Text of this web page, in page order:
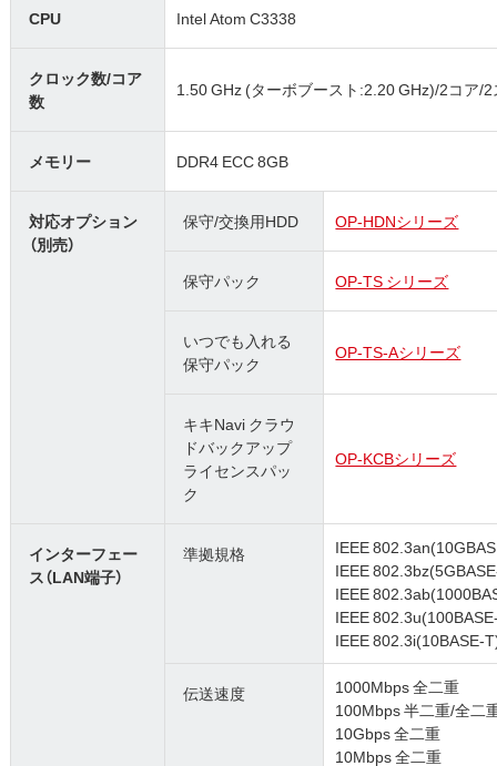
CPU Intel Atom C3338
クロック数/コア
数
1.50 GHz (ターボブースト:2.20 GHz)/2コア/
メモリー DDR4 ECC 8GB
対応オプション
（別売）
保守/交換用HDD OP-HDNシリーズ
保守パック OP-TS シリーズ
いつでも入れる
保守パック
OP-TS-Aシリーズ
キキNavi クラウ
ドバックアップ
ライセンスパッ
ク
OP-KCBシリーズ
インターフェー
ス（LAN端子）
準拠規格
IEEE
IEEE
IEEE
IEEE
IEEE 802.3i(10BASE-
伝送速度
1000Mbps 全二重
100Mbps 半二重/全二
10Gbps 全二重
10Mbps 全二重